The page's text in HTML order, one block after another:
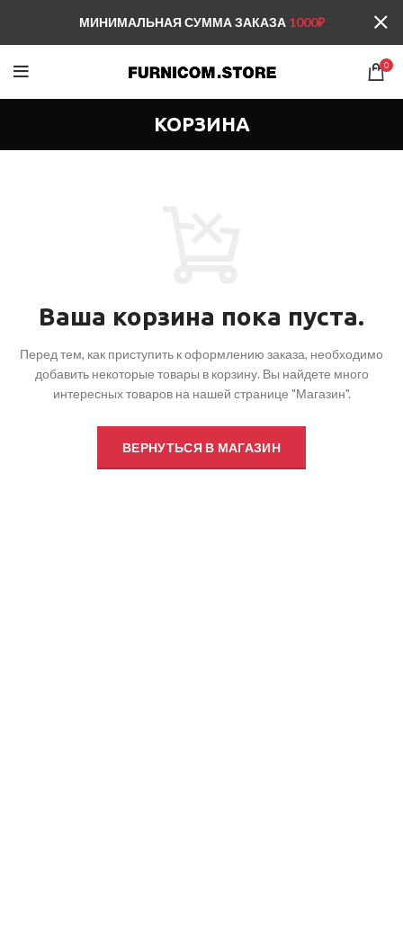
0
КОРЗИНА
Ваша корзина пока пуста.
Перед тем, как приступить к оформлению заказа, необходимо
добавить некоторые товары в корзину. Вы найдете много
интересных товаров на нашей странице "Магазин".
ВЕРНУТЬСЯ В МАГАЗИН
МИНИМАЛЬНАЯ СУММА ЗАКАЗА 1000₽